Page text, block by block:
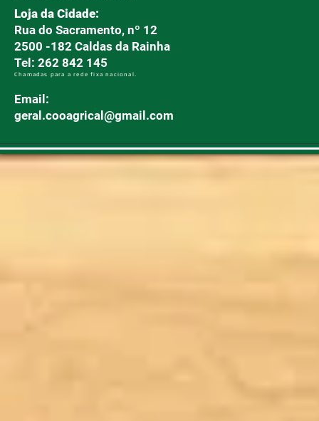
Loja da Cidade:
Rua do Sacramento, nº 12
2500 -182 Caldas da Rainha
Tel: 262 842 145
Chamadas para a rede fixa nacional.
Email:
geral.cooagrical@gmail.com